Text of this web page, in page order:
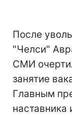
После
"Челси"
СМИ
занятие
Главным